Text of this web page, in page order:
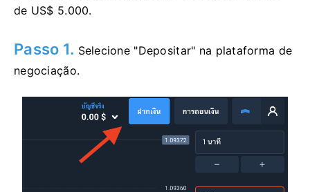
de US$ 5.000.
Passo 1. Selecione "Depositar" na plataforma de
negociação.